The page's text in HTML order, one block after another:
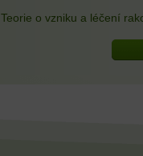
Teorie o vzniku a léčení